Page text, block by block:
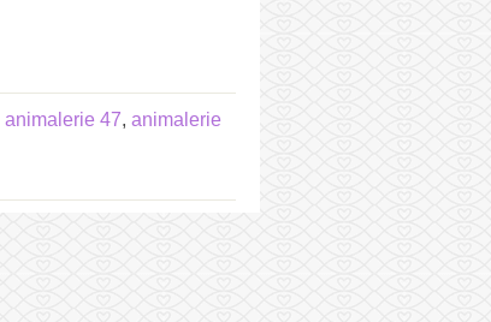
animalerie 47, animalerie